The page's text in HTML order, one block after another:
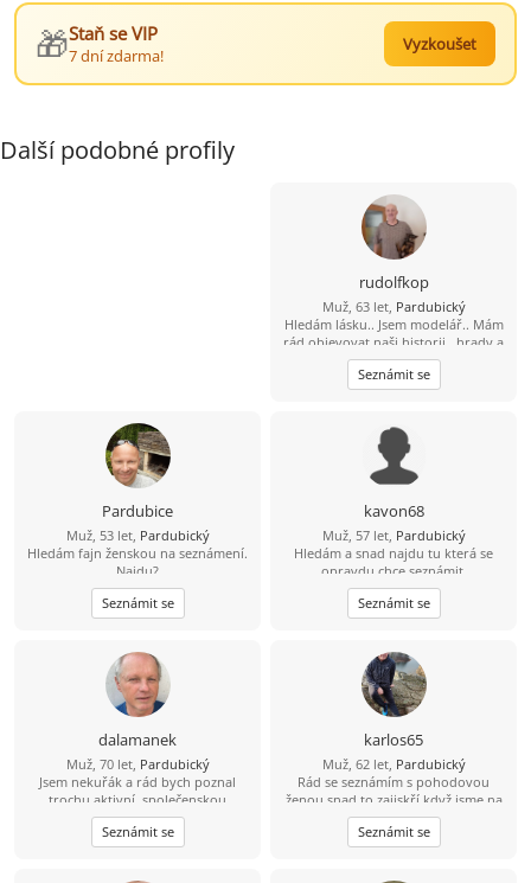
🎁Staň se VIP
7 dní zdarma!
Vyzkoušet
Další podobné profily
rudolfkop
Muž, 63 let, Pardubický
Hledám lásku.. Jsem modelář.. Mám
rád objevovat naši historii.. hrady a
zámky.. Pro jednodušší komunikaci
737 580 628
Seznámit se
Pardubice
Muž, 53 let, Pardubický
Hledám fajn ženskou na seznámení.
Najdu?
Seznámit se
kavon68
Muž, 57 let, Pardubický
Hledám a snad najdu tu která se
opravdu chce seznámit.
Seznámit se
dalamanek
Muž, 70 let, Pardubický
Jsem nekuřák a rád bych poznal
trochu aktivní, společenskou
ženu.Když se ozvete,určitě si o sobě
povíme víc. Petr
Seznámit se
karlos65
Muž, 62 let, Pardubický
Rád se seznámím s pohodovou
ženou,snad to zajiskří když jsme na
jiskření
Seznámit se